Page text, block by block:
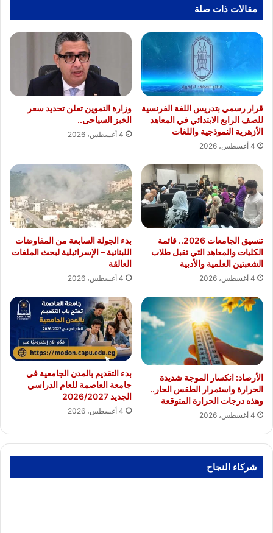
مقالات ذات صلة
قرار رسمي بتدريس اللغة الفرنسية
للصف الرابع الابتدائي في المعاهد
الأزهرية النموذجية واللغات
4 أغسطس، 2026
وزارة التموين تعلن تحديد سعر
الخبز السياحى..
4 أغسطس، 2026
تنسيق الجامعات 2026.. قائمة
الكليات والمعاهد التي تقبل طلاب
الشعبتين العلمية والأدبية
4 أغسطس، 2026
بدء الجولة السابعة من المفاوضات
اللبنانية – الإسرائيلية لبحث الملفات
العالقة
4 أغسطس، 2026
الأرصاد: انكسار الموجة شديدة
الحرارة واستمرار الطقس الحار..
وهذه درجات الحرارة المتوقعة
4 أغسطس، 2026
بدء التقديم بالمدن الجامعية في
جامعة العاصمة للعام الدراسي
الجديد 2026/2027
4 أغسطس، 2026
شركاء النجاح